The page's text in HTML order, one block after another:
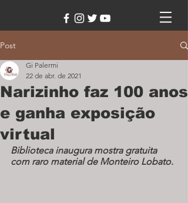
Post
Narizinho faz 100 anos
e ganha exposição
virtual
Gi Palermi
22 de abr. de 2021
Biblioteca inaugura mostra gratuita
com raro material de Monteiro Lobato.